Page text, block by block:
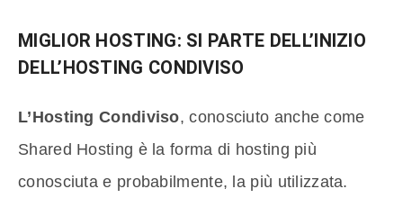
MIGLIOR HOSTING: SI PARTE DELL’INIZIO
DELL’HOSTING CONDIVISO
L’Hosting Condiviso, conosciuto anche come
Shared Hosting è la forma di hosting più
conosciuta e probabilmente, la più utilizzata.